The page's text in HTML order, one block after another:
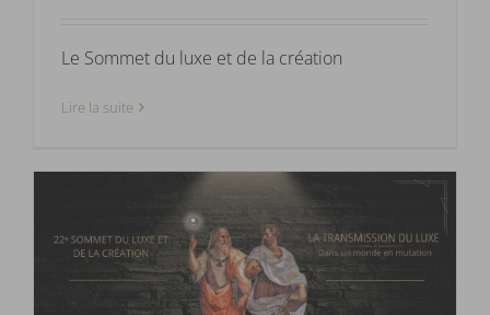
Le Sommet du luxe et de la création
Lire la suite